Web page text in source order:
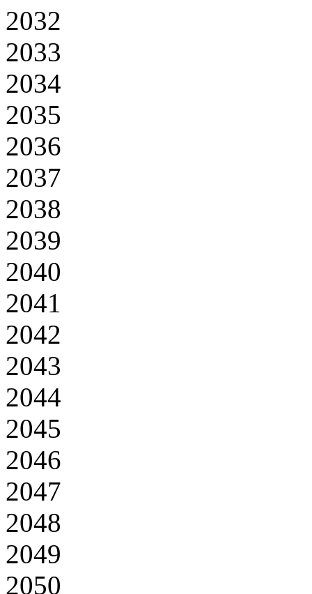
2032
2033
2034
2035
2036
2037
2038
2039
2040
2041
2042
2043
2044
2045
2046
2047
2048
2049
2050